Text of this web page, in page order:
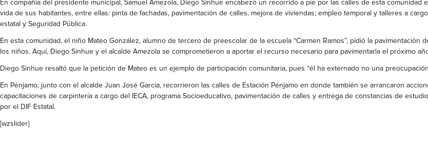
En compañía del presidente municipal, Samuel Amezola, Diego Sinhue encabezó un recorrido a pie por las calles de esta
vida de sus habitantes, entre ellas: pinta de fachadas, pavimentación de calles, mejora de viviendas; empleo temporal y talleres a
estatal y Seguridad Pública.
En esta comunidad, el niño Mateo González, alumno de tercero de preescolar de la escuela “Carmen Ramos”, pidió la
los niños. Aquí, Diego Sinhue y el alcalde Amezola se comprometieron a aportar el recurso necesario para pavimentarla el próximo
Diego Sinhue resaltó que la petición de Mateo es un ejemplo de participación comunitaria, pues “él ha externado no una
En Pénjamo, junto con el alcalde Juan José García, recorrieron las calles de Estación Pénjamo en donde también se arrancaron
capacitaciones de carpintería a cargo del IECA, programa Socioeducativo, pavimentación de calles y entrega de constancias de
por el DIF Estatal.
[wzslider]